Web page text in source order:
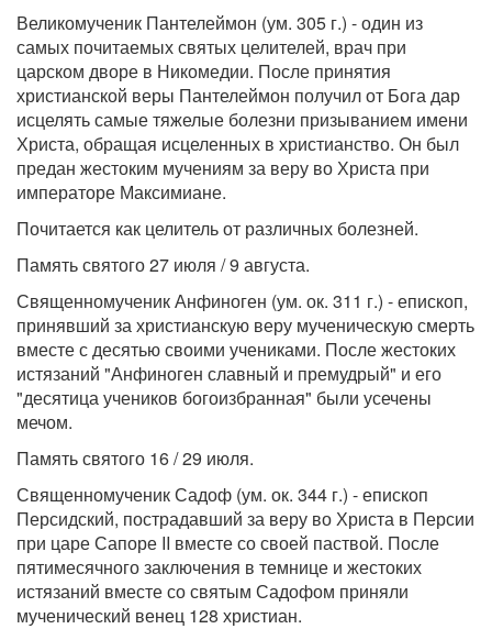
Великомученик Пантелеймон (ум. 305 г.) - один из
самых почитаемых святых целителей, врач при
царском дворе в Никомедии. После принятия
христианской веры Пантелеймон получил от Бога дар
исцелять самые тяжелые болезни призыванием имени
Христа, обращая исцеленных в христианство. Он был
предан жестоким мучениям за веру во Христа при
императоре Максимиане.
Почитается как целитель от различных болезней.
Память святого 27 июля / 9 августа.
Священномученик Анфиноген (ум. ок. 311 г.) - епископ,
принявший за христианскую веру мученическую смерть
вместе с десятью своими учениками. После жестоких
истязаний "Анфиноген славный и премудрый" и его
"десятица учеников богоизбранная" были усечены
мечом.
Память святого 16 / 29 июля.
Священномученик Садоф (ум. ок. 344 г.) - епископ
Персидский, пострадавший за веру во Христа в Персии
при царе Сапоре II вместе со своей паствой. После
пятимесячного заключения в темнице и жестоких
истязаний вместе со святым Садофом приняли
мученический венец 128 христиан.